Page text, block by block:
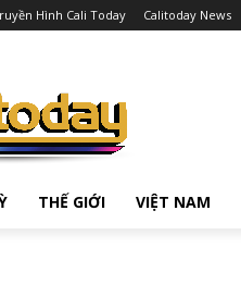
Hình Cali Today Calitoday News
THẾ GIỚI VIỆT NAM